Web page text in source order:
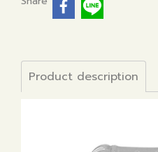
Product description